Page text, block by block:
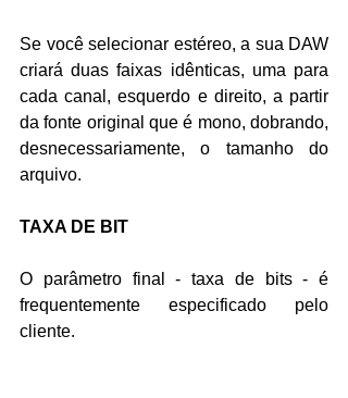
Se você selecionar estéreo, a sua DAW
criará duas faixas idênticas, uma para
cada canal, esquerdo e direito, a partir
da fonte original que é mono, dobrando,
desnecessariamente, o tamanho do
arquivo.
TAXA DE BIT
O parâmetro final - taxa de bits - é
frequentemente especificado pelo
cliente.